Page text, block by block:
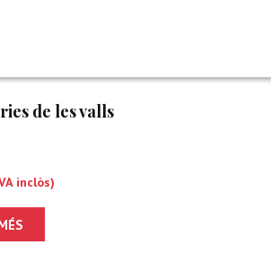
de les valls
inclòs)